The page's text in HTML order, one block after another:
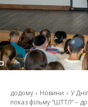
додому Новини
У
показ фільму “ШТТЛ” –